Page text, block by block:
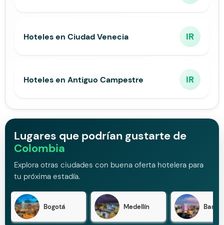
Hoteles en Ciudad Venecia IR
Hoteles en Antiguo Campestre IR
Lugares que podrían gustarte de
Colombia
Explora otras ciudades con buena oferta hotelera para
tu próxima estadía.
Bogotá Medellín